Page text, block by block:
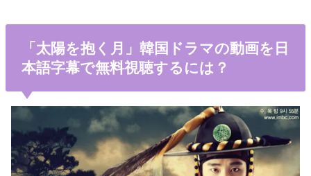
「太陽を抱く月」韓国ドラマの動画を日
本語字幕で無料視聴するには？